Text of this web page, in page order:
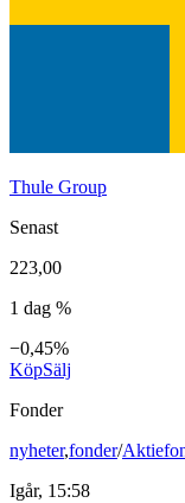
Thule Group
Senast
223,00
1 dag %
−0,45%
KöpSälj
Fonder
nyheter,fonder/
Igår, 15:58